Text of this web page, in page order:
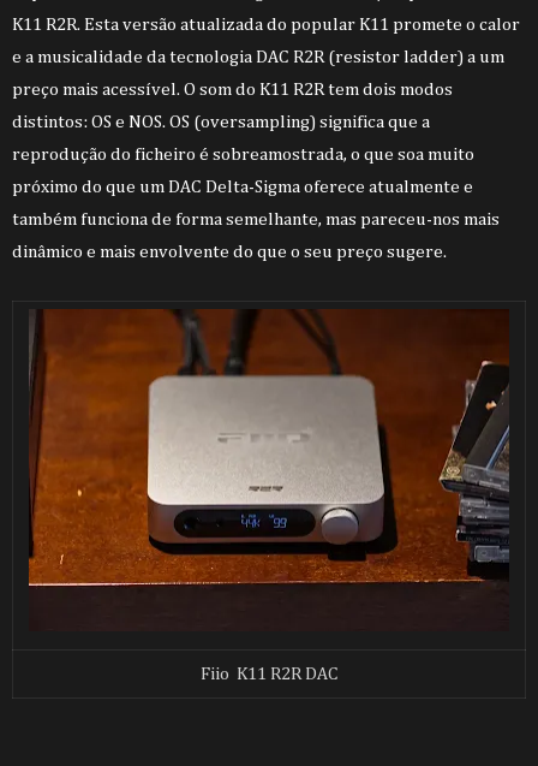
K11 R2R. Esta versão atualizada do popular K11 promete o calor
e a musicalidade da tecnologia DAC R2R (resistor ladder) a um
preço mais acessível. O som do K11 R2R tem dois modos
distintos: OS e NOS. OS (oversampling) significa que a
reprodução do ficheiro é sobreamostrada, o que soa muito
próximo do que um DAC Delta-Sigma oferece atualmente e
também funciona de forma semelhante, mas pareceu-nos mais
dinâmico e mais envolvente do que o seu preço sugere.
Fiio K11 R2R DAC